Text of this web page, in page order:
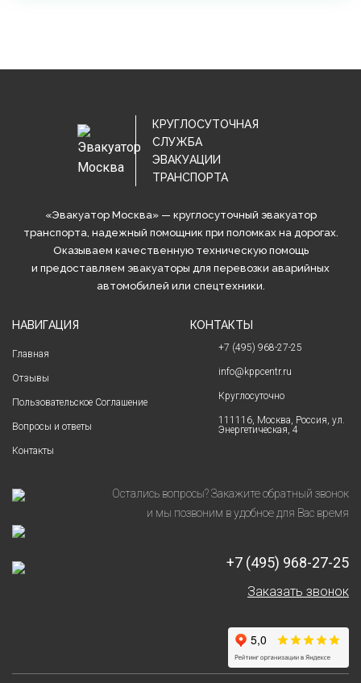
КРУГЛОСУТОЧНАЯ
СЛУЖБА
ЭВАКУАЦИИ
ТРАНСПОРТА
«Эвакуатор Москва» — круглосуточный эвакуатор
транспорта, надежный помощник при поломках на дорогах.
Оказываем качественную техническую помощь
и предоставляем эвакуаторы для перевозки аварийных
автомобилей или спецтехники.
НАВИГАЦИЯ
Главная
Отзывы
Пользовательское Соглашение
Вопросы и ответы
Контакты
КОНТАКТЫ
+7 (495) 968-27-25
info@kppcentr.ru
Круглосуточно
111116, Москва, Россия, ул.
Энергетическая, 4
Остались вопросы? Закажите обратный звонок
и мы позвоним в удобное для Вас время
+7 (495) 968-27-25
Заказать звонок